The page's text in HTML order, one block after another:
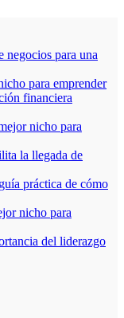
negocios para una
para emprender
financiera
nicho para
la llegada de
práctica de cómo
nicho para
del liderazgo